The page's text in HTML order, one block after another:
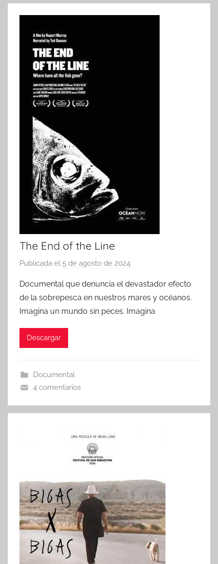
The End of the Line
Publicada el 5 de agosto de 2024
r
Documental que denuncia el devastador efecto
de la sobrepesca en nuestros mares y océanos.
Imagina un mundo sin peces. Imagina
Descargar
Documental
4 comentarios